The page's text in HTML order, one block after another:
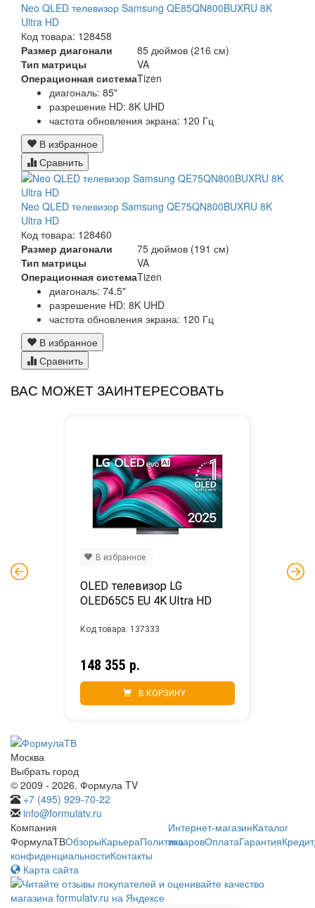
Neo QLED телевизор Samsung QE85QN800BUXRU 8K
Ultra HD
Код товара: 128458
Размер диагонали
85 дюймов (216 см)
Тип матрицы
VA
Операционная системаTizen
диагональ: 85"
разрешение HD: 8K UHD
частота обновления экрана: 120 Гц
В избранное
Сравнить
Neo QLED телевизор Samsung QE75QN800BUXRU 8K
Ultra HD
Код товара: 128460
Размер диагонали
75 дюймов (191 см)
Тип матрицы
VA
Операционная системаTizen
диагональ: 74.5"
разрешение HD: 8K UHD
частота обновления экрана: 120 Гц
В избранное
Сравнить
ВАС МОЖЕТ ЗАИНТЕРЕСОВАТЬ
OLED телевизор LG
OLED65C5 EU 4K Ultra HD
148 355 р.
В КОРЗИНУ
Код товара: 137333
В избранное
Москва
Выбрать город
© 2009 - 2026. Формула TV
+7 (495) 929-70-22
info@formulatv.ru
Компания
ФормулаТВОбзорыКарьераПолитика
конфиденциальностиКонтакты
Интернет-магазинКаталог
товаровОплатаГарантияКредит
Карта сайта